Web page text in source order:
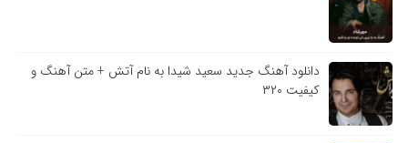
دانلود آهنگ جدید سعید شیدا به نام آتش + متن آهنگ و
کیفیت ۳۲۰